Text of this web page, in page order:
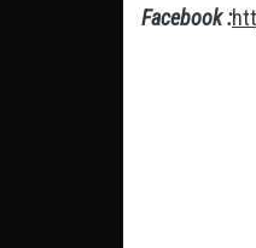
Facebook :